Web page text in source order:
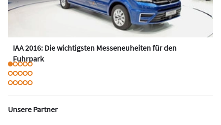
IAA 2016: Die wichtigsten Messeneuheiten für den
Fuhrpark
Unsere Partner